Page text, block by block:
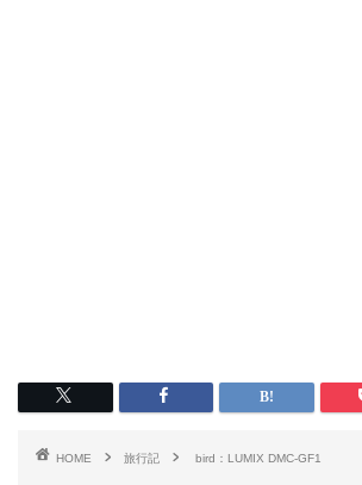
HOME 旅行記 bird：LUMIX DMC-GF1